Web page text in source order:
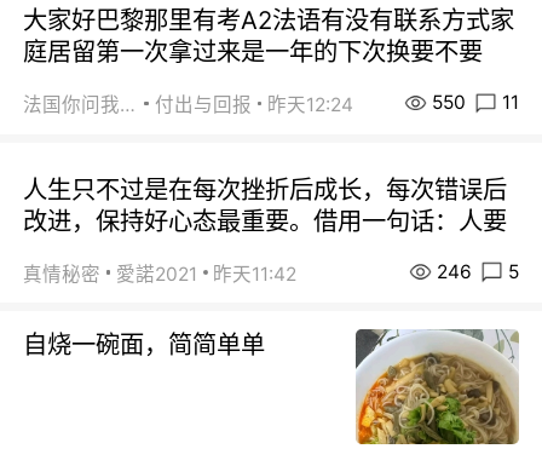
大家好巴黎那里有考A2法语有没有联系方式家
庭居留第一次拿过来是一年的下次换要不要
法国你问我答 付出与回报 昨天12:24 550 11
人生只不过是在每次挫折后成长，每次错误后
改进，保持好心态最重要。借用一句话：人要
真情秘密 愛諾2021 昨天11:42 246 5
自烧一碗面，简简单单